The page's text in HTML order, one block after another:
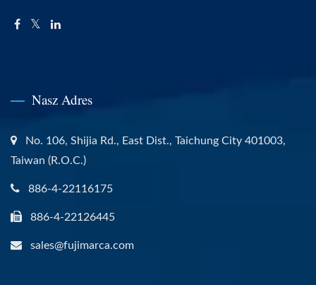
Nasz Adres
No. 106, Shijia Rd., East Dist., Taichung City 401003,
Taiwan (R.O.C.)
886-4-22116175
886-4-22126445
sales@fujimarca.com